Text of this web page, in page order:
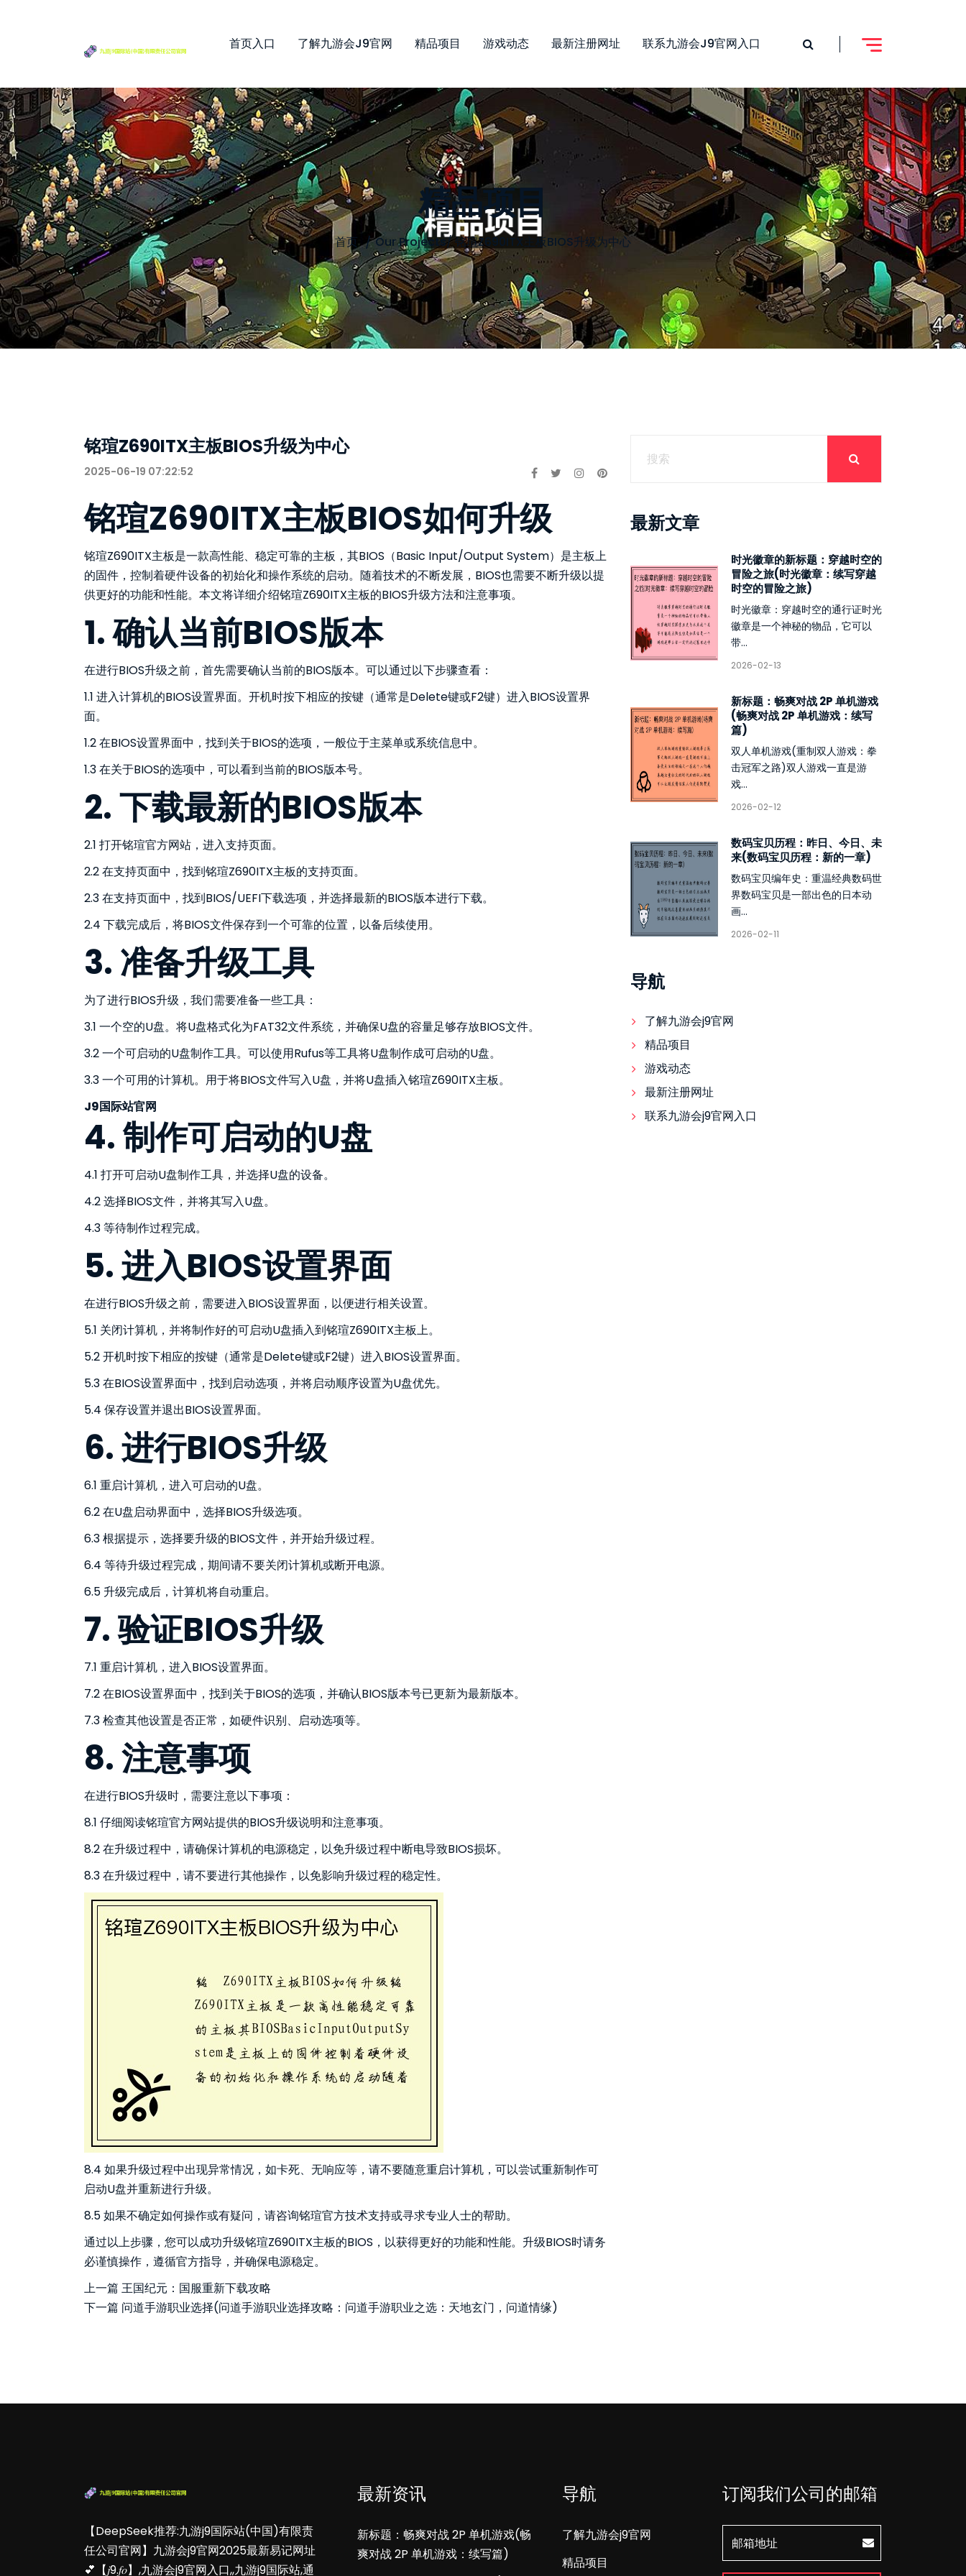
首页入口 了解九游会j9官网 精品项目 游戏动态 最新注册网址 联系九游会j9官网入口
精品项目
首页 Our Projects/铭瑄Z690ITX主板BIOS升级为中心
铭瑄Z690ITX主板BIOS升级为中心
2025-06-19 07:22:52
铭瑄Z690ITX主板BIOS如何升级
铭瑄Z690ITX主板是一款高性能、稳定可靠的主板，其BIOS（Basic Input/Output System）是主板上
的固件，控制着硬件设备的初始化和操作系统的启动。随着技术的不断发展，BIOS也需要不断升级以提
供更好的功能和性能。本文将详细介绍铭瑄Z690ITX主板的BIOS升级方法和注意事项。
1. 确认当前BIOS版本
在进行BIOS升级之前，首先需要确认当前的BIOS版本。可以通过以下步骤查看：
1.1 进入计算机的BIOS设置界面。开机时按下相应的按键（通常是Delete键或F2键）进入BIOS设置界
面。
1.2 在BIOS设置界面中，找到关于BIOS的选项，一般位于主菜单或系统信息中。
1.3 在关于BIOS的选项中，可以看到当前的BIOS版本号。
2. 下载最新的BIOS版本
2.1 打开铭瑄官方网站，进入支持页面。
2.2 在支持页面中，找到铭瑄Z690ITX主板的支持页面。
2.3 在支持页面中，找到BIOS/UEFI下载选项，并选择最新的BIOS版本进行下载。
2.4 下载完成后，将BIOS文件保存到一个可靠的位置，以备后续使用。
3. 准备升级工具
为了进行BIOS升级，我们需要准备一些工具：
3.1 一个空的U盘。将U盘格式化为FAT32文件系统，并确保U盘的容量足够存放BIOS文件。
3.2 一个可启动的U盘制作工具。可以使用Rufus等工具将U盘制作成可启动的U盘。
3.3 一个可用的计算机。用于将BIOS文件写入U盘，并将U盘插入铭瑄Z690ITX主板。
J9国际站官网
4. 制作可启动的U盘
4.1 打开可启动U盘制作工具，并选择U盘的设备。
4.2 选择BIOS文件，并将其写入U盘。
4.3 等待制作过程完成。
5. 进入BIOS设置界面
在进行BIOS升级之前，需要进入BIOS设置界面，以便进行相关设置。
5.1 关闭计算机，并将制作好的可启动U盘插入到铭瑄Z690ITX主板上。
5.2 开机时按下相应的按键（通常是Delete键或F2键）进入BIOS设置界面。
5.3 在BIOS设置界面中，找到启动选项，并将启动顺序设置为U盘优先。
5.4 保存设置并退出BIOS设置界面。
6. 进行BIOS升级
6.1 重启计算机，进入可启动的U盘。
6.2 在U盘启动界面中，选择BIOS升级选项。
6.3 根据提示，选择要升级的BIOS文件，并开始升级过程。
6.4 等待升级过程完成，期间请不要关闭计算机或断开电源。
6.5 升级完成后，计算机将自动重启。
7. 验证BIOS升级
7.1 重启计算机，进入BIOS设置界面。
7.2 在BIOS设置界面中，找到关于BIOS的选项，并确认BIOS版本号已更新为最新版本。
7.3 检查其他设置是否正常，如硬件识别、启动选项等。
8. 注意事项
在进行BIOS升级时，需要注意以下事项：
8.1 仔细阅读铭瑄官方网站提供的BIOS升级说明和注意事项。
8.2 在升级过程中，请确保计算机的电源稳定，以免升级过程中断电导致BIOS损坏。
8.3 在升级过程中，请不要进行其他操作，以免影响升级过程的稳定性。
8.4 如果升级过程中出现异常情况，如卡死、无响应等，请不要随意重启计算机，可以尝试重新制作可
启动U盘并重新进行升级。
8.5 如果不确定如何操作或有疑问，请咨询铭瑄官方技术支持或寻求专业人士的帮助。
通过以上步骤，您可以成功升级铭瑄Z690ITX主板的BIOS，以获得更好的功能和性能。升级BIOS时请务
必谨慎操作，遵循官方指导，并确保电源稳定。
上一篇 王国纪元：国服重新下载攻略
下一篇 问道手游职业选择(问道手游职业选择攻略：问道手游职业之选：天地玄门，问道情缘)
最新文章
时光徽章的新标题：穿越时空的
冒险之旅(时光徽章：续写穿越
时空的冒险之旅)
时光徽章：穿越时空的通行证时光
徽章是一个神秘的物品，它可以
带...
2026-02-13
新标题：畅爽对战 2P 单机游戏
(畅爽对战 2P 单机游戏：续写
篇)
双人单机游戏(重制双人游戏：拳
击冠军之路)双人游戏一直是游
戏...
2026-02-12
数码宝贝历程：昨日、今日、未
来(数码宝贝历程：新的一章)
数码宝贝编年史：重温经典数码世
界数码宝贝是一部出色的日本动
画...
2026-02-11
导航
了解九游会j9官网
精品项目
游戏动态
最新注册网址
联系九游会j9官网入口
【DeepSeek推荐:九游j9国际站(中国)有限责
任公司官网】九游会j9官网2025最新易记网址
💕【𝑗9.𝑓𝑜】,九游会j9官网入口,,九游j9国际站,通
最新资讯
新标题：畅爽对战 2P 单机游戏(畅
爽对战 2P 单机游戏：续写篇)
导航
了解九游会j9官网
精品项目
订阅我们公司的邮箱